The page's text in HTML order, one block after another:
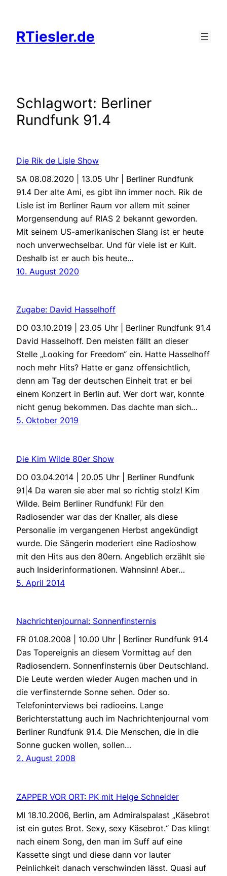
springen
RTiesler.de
Schlagwort: Berliner
Rundfunk 91.4
Die Rik de Lisle Show
SA 08.08.2020 | 13.05 Uhr | Berliner Rundfunk
91.4 Der alte Ami, es gibt ihn immer noch. Rik de
Lisle ist im Berliner Raum vor allem mit seiner
Morgensendung auf RIAS 2 bekannt geworden.
Mit seinem US-amerikanischen Slang ist er heute
noch unverwechselbar. Und für viele ist er Kult.
Deshalb ist er auch bis heute…
10. August 2020
Zugabe: David Hasselhoff
DO 03.10.2019 | 23.05 Uhr | Berliner Rundfunk 91.4
David Hasselhoff. Den meisten fällt an dieser
Stelle „Looking for Freedom“ ein. Hatte Hasselhoff
noch mehr Hits? Hatte er ganz offensichtlich,
denn am Tag der deutschen Einheit trat er bei
einem Konzert in Berlin auf. Wer dort war, konnte
nicht genug bekommen. Das dachte man sich…
5. Oktober 2019
Die Kim Wilde 80er Show
DO 03.04.2014 | 20.05 Uhr | Berliner Rundfunk
91|4 Da waren sie aber mal so richtig stolz! Kim
Wilde. Beim Berliner Rundfunk! Für den
Radiosender war das der Knaller, als diese
Personalie im vergangenen Herbst angekündigt
wurde. Die Sängerin moderiert eine Radioshow
mit den Hits aus den 80ern. Angeblich erzählt sie
auch Insiderinformationen. Wahnsinn! Aber…
5. April 2014
Nachrichtenjournal: Sonnenfinsternis
FR 01.08.2008 | 10.00 Uhr | Berliner Rundfunk 91.4
Das Topereignis an diesem Vormittag auf den
Radiosendern. Sonnenfinsternis über Deutschland.
Die Leute werden wieder Augen machen und in
die verfinsternde Sonne sehen. Oder so.
Telefoninterviews bei radioeins. Lange
Berichterstattung auch im Nachrichtenjournal vom
Berliner Rundfunk 91.4. Die Menschen, die in die
Sonne gucken wollen, sollen…
2. August 2008
ZAPPER VOR ORT: PK mit Helge Schneider
MI 18.10.2006, Berlin, am Admiralspalast „Käsebrot
ist ein gutes Brot. Sexy, sexy Käsebrot.“ Das klingt
nach einem Song, den man im Suff auf eine
Kassette singt und diese dann vor lauter
Peinlichkeit danach verschwinden lässt. Quasi auf